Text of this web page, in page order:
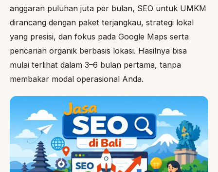
anggaran puluhan juta per bulan, SEO untuk UMKM
dirancang dengan paket terjangkau, strategi lokal
yang presisi, dan fokus pada Google Maps serta
pencarian organik berbasis lokasi. Hasilnya bisa
mulai terlihat dalam 3–6 bulan pertama, tanpa
membakar modal operasional Anda.